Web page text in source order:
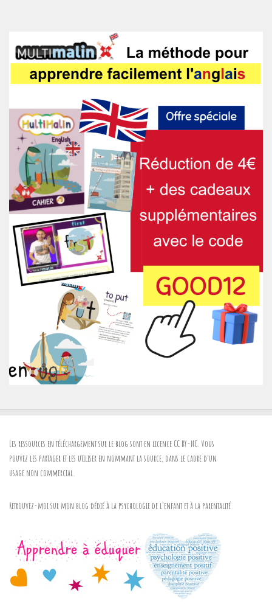
Les ressources en téléchargement sur le blog sont en licence CC BY-NC. Vous
pouvez les partager et les utiliser en nommant la source, dans le cadre d'un
usage non commercial.
Retrouvez-moi sur mon blog dédié à la psychologie de l'enfant et à la parentalité